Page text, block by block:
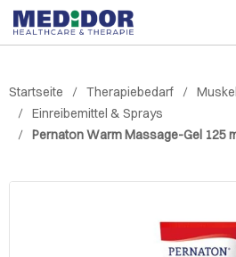
Startseite Therapiebedarf
Einreibemittel & Sprays
Pernaton Warm Massage-Gel 125